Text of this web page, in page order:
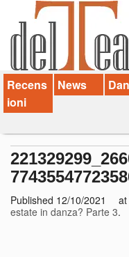
Chi siamo
Contatti
dT in English
Recens
ioni
News
Published 12/10/2021 at
estate in danza? Parte 3.